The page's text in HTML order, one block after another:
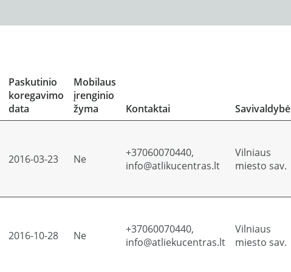
Paskutinio
koregavimo
data
Mobilaus
įrenginio
žyma
Kontaktai Savivaldybė
2016-03-23 Ne
+37060070440,
info@atlikucentras.lt
Vilniaus
miesto sav.
2016-10-28 Ne
+37060070440,
info@atliekucentras.lt
Vilniaus
miesto sav.